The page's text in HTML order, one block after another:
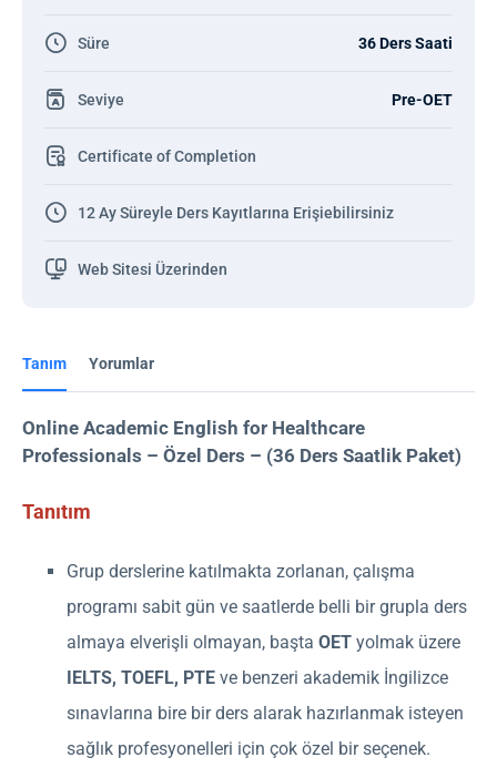
Tanım Yorumlar
Online Academic English for Healthcare
Professionals – Özel Ders – (36 Ders Saatlik Paket)
Tanıtım
Grup derslerine katılmakta zorlanan, çalışma
programı sabit gün ve saatlerde belli bir grupla ders
almaya elverişli olmayan, başta OET yolmak üzere
IELTS, TOEFL, PTE ve benzeri akademik İngilizce
sınavlarına bire bir ders alarak hazırlanmak isteyen
sağlık profesyonelleri için çok özel bir seçenek.
Süre 36 Ders Saati
Seviye Pre-OET
Certificate of Completion
12 Ay Süreyle Ders Kayıtlarına Erişiebilirsiniz
Web Sitesi Üzerinden